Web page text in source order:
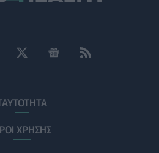
Raise Her Voice για την
έμφυλης βίας με έμφαση στις
ΧΡΗΣΗΣ